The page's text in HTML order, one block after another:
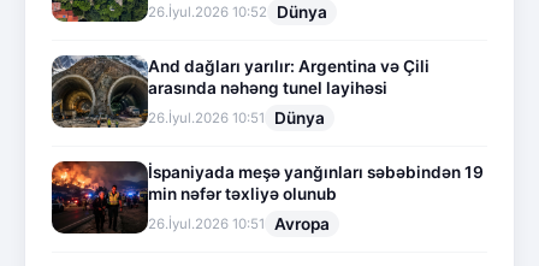
26.İyul.2026 10:52 Dünya
And dağları yarılır: Argentina və Çili
arasında nəhəng tunel layihəsi
26.İyul.2026 10:51 Dünya
İspaniyada meşə yanğınları səbəbindən 19
min nəfər təxliyə olunub
26.İyul.2026 10:51 Avropa